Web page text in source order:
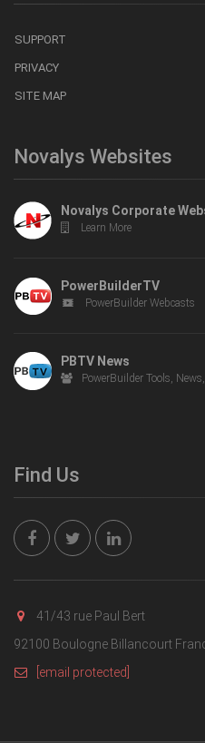
SUPPORT
PRIVACY
SITE MAP
Novalys Websites
Novalys Corporate
Learn More
PowerBuilderTV
PowerBuilder Webcasts
PBTV News
PowerBuilder Tools,
Find Us
41/43 rue Paul Bert
92100 Boulogne Billancourt
[email protected]